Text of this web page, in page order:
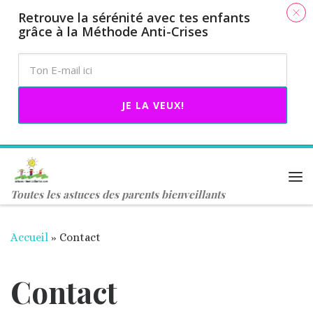
Passer au contenu
Toutes les astuces des parents bienveillants
Accueil » Contact
Contact
​Retrouve la sérénité avec tes enfants
grâce à la Méthode Anti-Crises
JE LA VEUX!